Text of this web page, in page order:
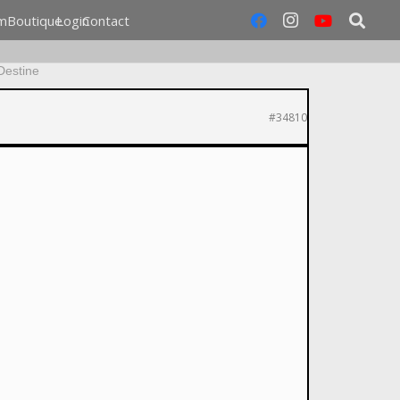
BoutiqueLoginContact
#34810